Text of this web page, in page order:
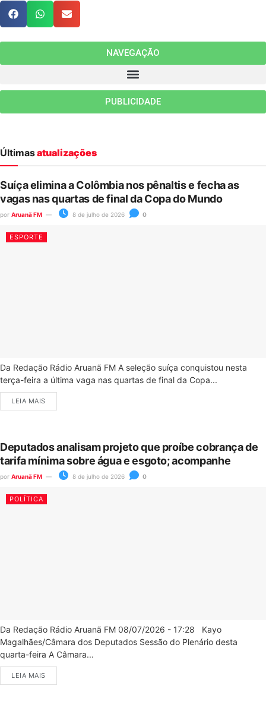
NAVEGAÇÃO
PUBLICIDADE
Últimasatualizações
Suíça elimina a Colômbia nos pênaltis e fecha as
vagas nas quartas de final da Copa do Mundo
por Aruanã FM 8 de julho de 2026 0
ESPORTE
Da Redação Rádio Aruanã FM A seleção suíça conquistou nesta
terça-feira a última vaga nas quartas de final da Copa...
LEIA MAIS
Deputados analisam projeto que proíbe cobrança de
tarifa mínima sobre água e esgoto; acompanhe
por Aruanã FM 8 de julho de 2026 0
POLÍTICA
Da Redação Rádio Aruanã FM 08/07/2026 - 17:28 Kayo
Magalhães/Câmara dos Deputados Sessão do Plenário desta
quarta-feira A Câmara...
LEIA MAIS